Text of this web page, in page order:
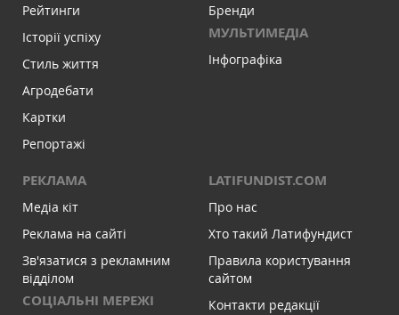
Рейтинги
Історії успіху
Стиль життя
Агродебати
Картки
Репортажі
Бренди
МУЛЬТИМЕДІА
Інфографіка
РЕКЛАМА
Медіа кіт
Реклама на сайті
Зв'язатися з рекламним
відділом
СОЦІАЛЬНІ МЕРЕЖІ
LATIFUNDIST.COM
Про нас
Хто такий Латифундист
Правила користування
сайтом
Контакти редакції